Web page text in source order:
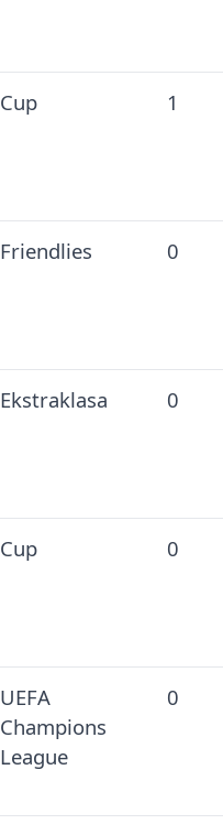
Cup 1
Friendlies 0
Ekstraklasa 0
Cup 0
UEFA
Champions
League
0